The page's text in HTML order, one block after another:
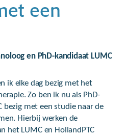
een
en PhD-kandidaat LUMC
ik elke dag bezig met het
Zo ben ik nu als PhD-
bezig met een studie naar de
Hierbij werken de
het LUMC en HollandPTC